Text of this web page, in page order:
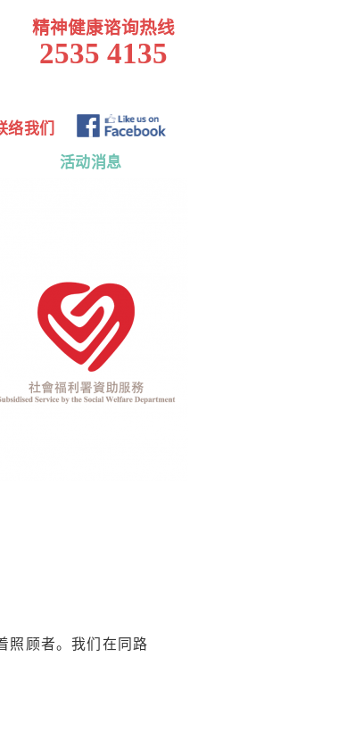
精神健康谘询热线
2535 4135
络我们
活动消息
照顾者。我们在同路